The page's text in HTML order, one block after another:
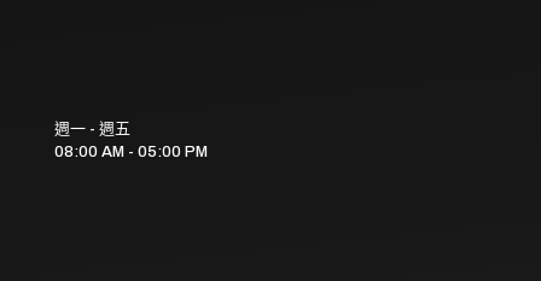
週一 - 週五
08:00 AM - 05:00 PM